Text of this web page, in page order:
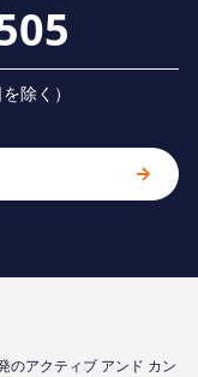
除く）
のアクティブ アンド カン